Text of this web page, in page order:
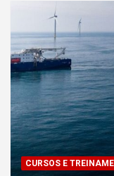
CURSOS E